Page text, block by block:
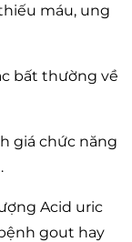
máu, ung
bất thường về
giá chức năng
Acid uric
gout hay